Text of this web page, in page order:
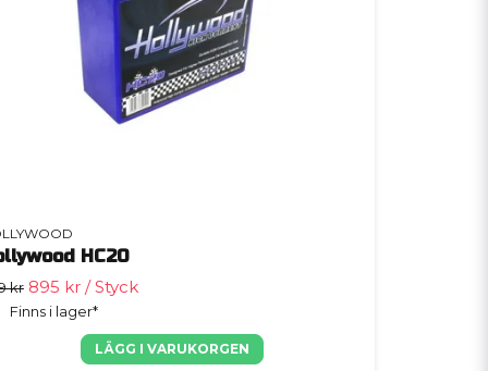
HC20
kr 895 kr / Styck
Finns i lager*
LÄGG I VARUKORGEN